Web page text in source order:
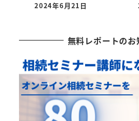
投稿日
2024年6月21日
無料レポートのお